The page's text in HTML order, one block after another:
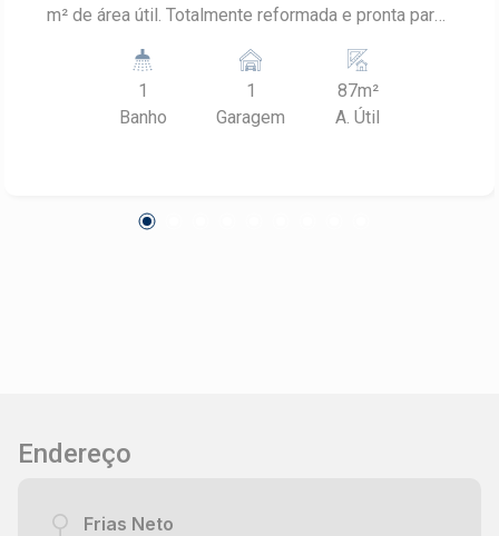
m² de área útil. Totalmente reformada e pronta para
condicionado e banheiro privativo.
CARACTERÍSTICAS DO IMÓVEL - Recepção com
acabamento ripado - 2 salas interligadas - 1 sala
Sala totalmente reformada - Ambientes prontos
Rodoviário - Próxima ao Colégio Dom Bosco e ao
Colégio Sud Menucci - Entorno com comércio e
e infraestrutura consolidada IDEAL PARA -
1
Banho
1
Garagem
87m²
A. Útil
Endereço
Frias Neto